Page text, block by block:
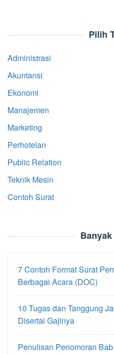
Pilih
Administrasi
Akuntansi
Ekonomi
Manajemen
Marketing
Perhotelan
Public Relation
Teknik Mesin
Contoh Surat
7 Contoh Format Surat
Berbagai Acara (DOC)
10 Tugas dan Tanggung
Disertai Gajinya
Penulisan Penomoran